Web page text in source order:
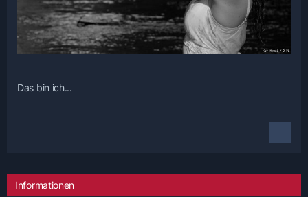
Das bin ich...
Informationen